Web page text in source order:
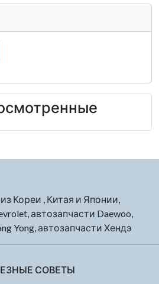
Кореи , Китая и Японии,
автозапчасти Daewoo,
Yong, автозапчасти Хендэ
СОВЕТЫ